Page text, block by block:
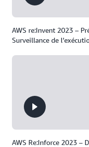
AWS re:Invent 2023 –
Surveillance de
AWS Re:Inforce 2023 –